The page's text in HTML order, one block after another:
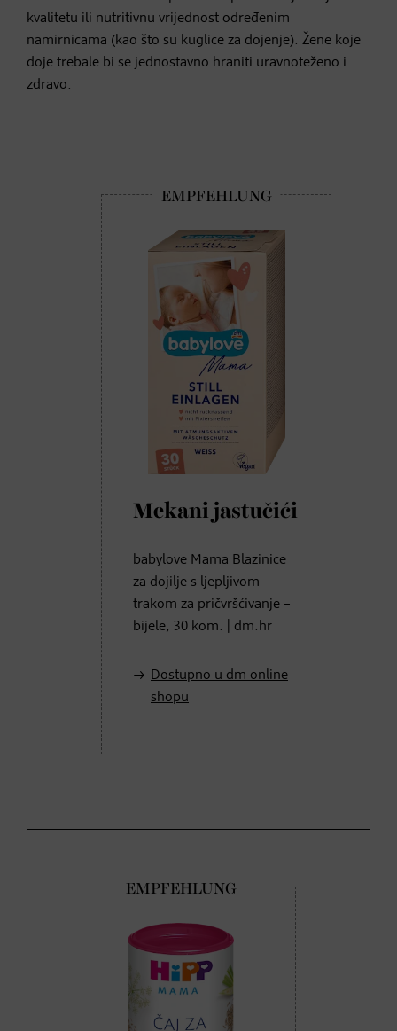
kvalitetu ili nutritivnu vrijednost određenim
namirnicama (kao što su kuglice za dojenje). Žene koje
doje trebale bi se jednostavno hraniti uravnoteženo i
zdravo.
Mekani jastučići
babylove Mama Blazinice
za dojilje s ljepljivom
trakom za pričvršćivanje –
bijele, 30 kom. | dm.hr
Dostupno u dm online
shopu